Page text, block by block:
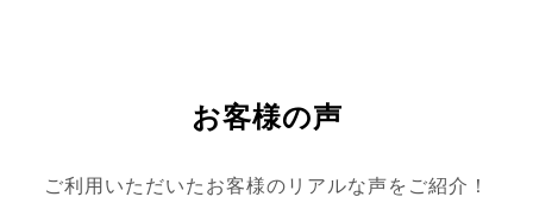
お客様の声
ご利用いただいたお客様のリアルな声をご紹介！